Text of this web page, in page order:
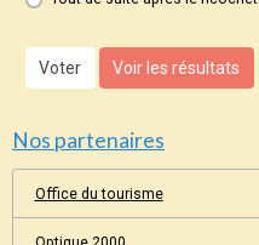
Voter Voir les résultats
Nos partenaires
Office du tourisme